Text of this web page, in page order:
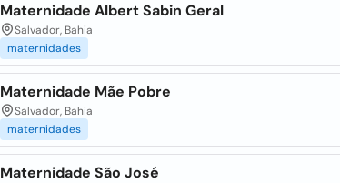
Maternidade Albert Sabin Geral
Salvador, Bahia
maternidades
Maternidade Mãe Pobre
Salvador, Bahia
maternidades
Maternidade São José